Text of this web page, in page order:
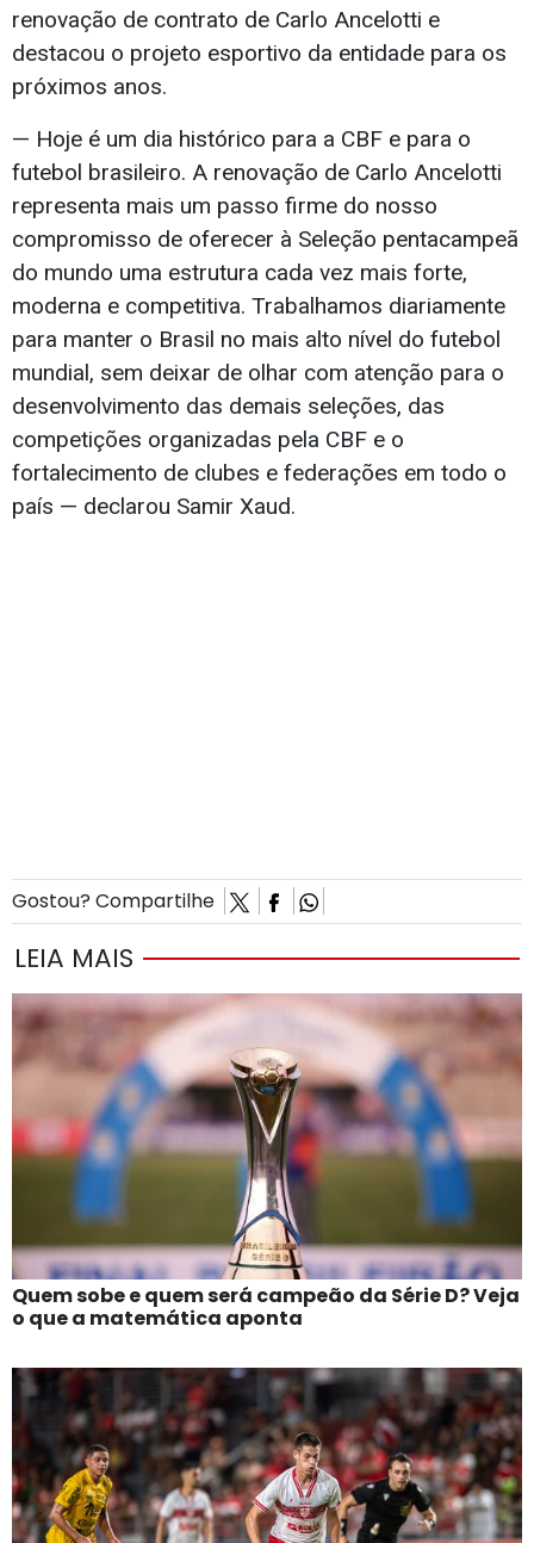
renovação de contrato de Carlo Ancelotti e
destacou o projeto esportivo da entidade para os
próximos anos.
— Hoje é um dia histórico para a CBF e para o
futebol brasileiro. A renovação de Carlo Ancelotti
representa mais um passo firme do nosso
compromisso de oferecer à Seleção pentacampeã
do mundo uma estrutura cada vez mais forte,
moderna e competitiva. Trabalhamos diariamente
para manter o Brasil no mais alto nível do futebol
mundial, sem deixar de olhar com atenção para o
desenvolvimento das demais seleções, das
competições organizadas pela CBF e o
fortalecimento de clubes e federações em todo o
país — declarou Samir Xaud.
Gostou? Compartilhe
LEIA MAIS
Quem sobe e quem será campeão da Série D? Veja
o que a matemática aponta